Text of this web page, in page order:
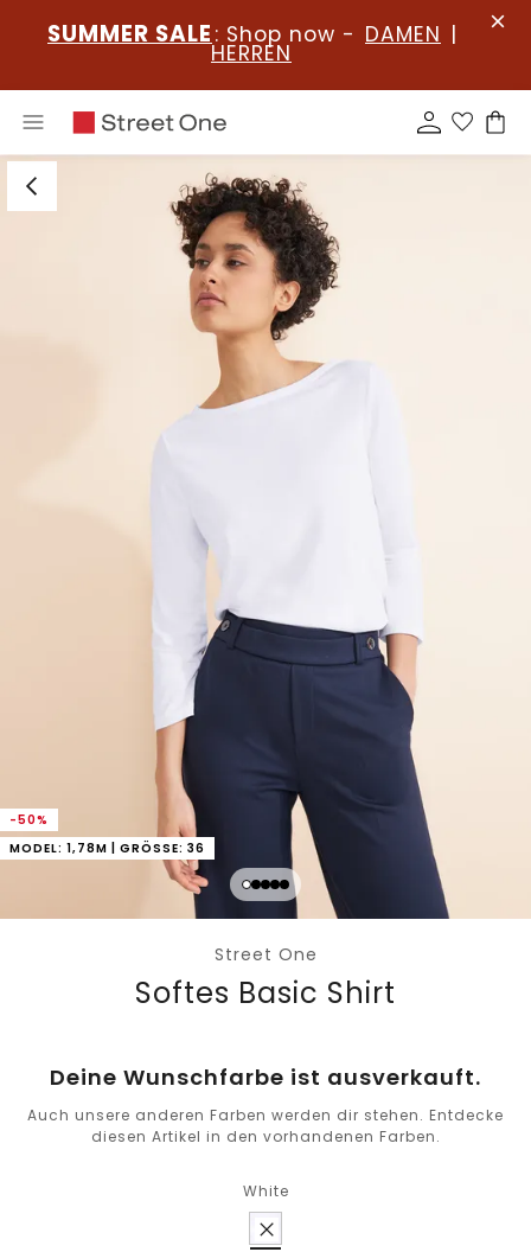
SUMMER SALE : Shop now - DAMEN |
HERREN
-50%
MODEL: 1,78M | GRÖSSE: 36
Street One
Softes Basic Shirt
Deine Wunschfarbe ist ausverkauft.
Auch unsere anderen Farben werden dir stehen. Entdecke
diesen Artikel in den vorhandenen Farben.
White